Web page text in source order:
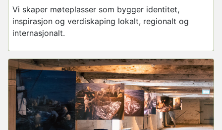
Vi skaper møteplasser som bygger identitet,
inspirasjon og verdiskaping lokalt, regionalt og
internasjonalt.